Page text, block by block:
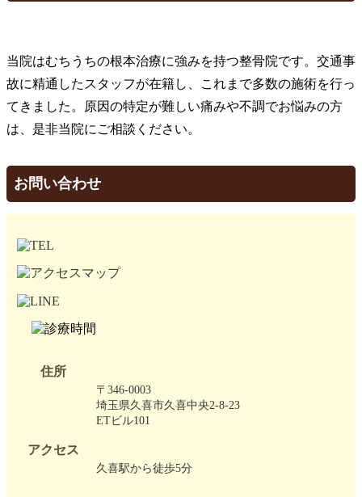
当院はむちうちの根本治療に強みを持つ整骨院です。交通事
故に精通したスタッフが在籍し、これまで多数の施術を行っ
てきました。原因の特定が難しい痛みや不調でお悩みの方
は、是非当院にご相談ください。
お問い合わせ
住所
〒346-0003
埼玉県久喜市久喜中央2-8-23
ETビル101
アクセス
久喜駅から徒歩5分